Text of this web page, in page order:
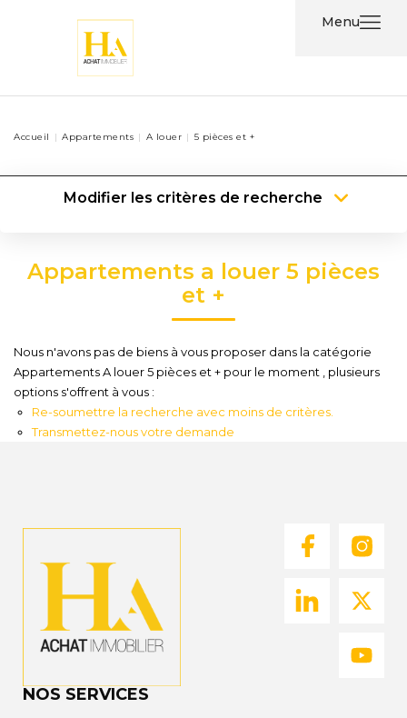
Menu
Nos
Nos
Contact
Nous
Mon
Actualités
Accueil Appartements A louer 5 pièces et +
Modifier les critères de recherche
Type de bien
Type de bien
Surface min
Créer une alerte
Appartements a louer 5 pièces
et +
Nous n'avons pas de biens à vous proposer dans la catégorie
Appartements A louer 5 pièces et + pour le moment , plusieurs
options s'offrent à vous :
Re-soumettre la recherche avec moins de critères.
Transmettez-nous votre demande
NOS SERVICES